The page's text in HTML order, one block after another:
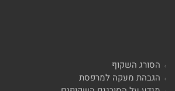
הסורג השקוף
הגבהת מעקה למרפסת